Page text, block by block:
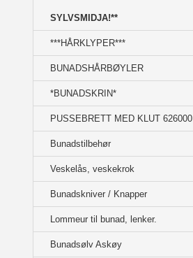
SYLVSMIDJA!**
***HÅRKLYPER***
BUNADSHÅRBØYLER
*BUNADSKRIN*
PUSSEBRETT MED KLUT 626000
Bunadstilbehør
Veskelås, veskekrok
Bunadskniver / Knapper
Lommeur til bunad, lenker.
Bunadsølv Askøy